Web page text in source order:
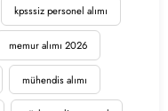
kpsssiz personel alımı
memur alımı 2026
mühendis alımı